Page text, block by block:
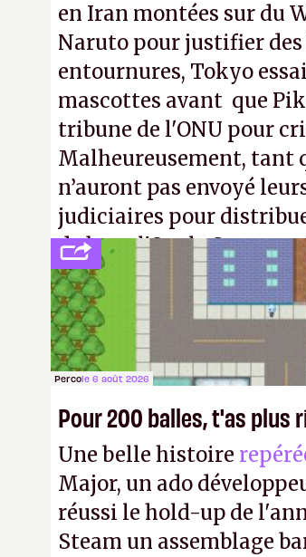
en Iran montées sur du
Naruto pour justifier des
entournures, Tokyo
mascottes avant que
tribune de l'ONU pour
Malheureusement, tant
n’auront pas envoyé
judiciaires pour
de bras, l'Oncle Sam
intellectuelle sur vos
Percole 6 août 2026
Pour 200 balles, t'as plus
Une belle histoire
Major, un ado
réussi le hold-up de
Steam un assemblage